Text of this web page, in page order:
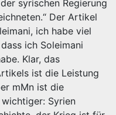
syrischen Regierung
Der Artikel
ich habe viel
ich Soleimani
Klar, das
ist die Leistung
mMn ist die
Syrien